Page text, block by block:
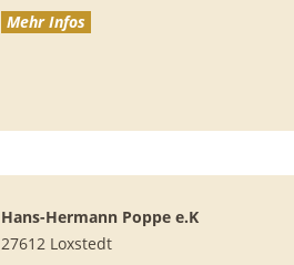
Mehr Infos
Hans-Hermann Poppe e.K
27612 Loxstedt